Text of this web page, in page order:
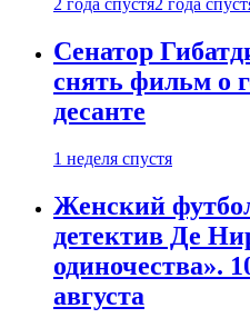
2 года спустя2 года
Сенатор
снять фильм о
десанте
1 неделя спустя
Женский
детектив Де
одиночества».
августа